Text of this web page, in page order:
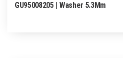
GU95008205 | Washer 5.3Mm